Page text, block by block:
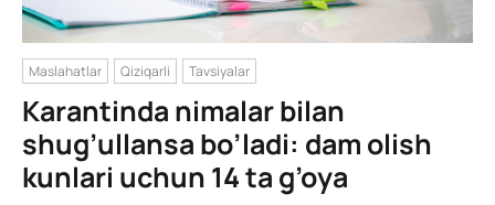
Maslahatlar Qiziqarli Tavsiyalar
Karantinda nimalar bilan
shug’ullansa bo’ladi: dam olish
kunlari uchun 14 ta g’oya